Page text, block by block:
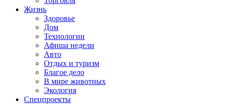
Жизнь
Здоровье
Дом
Технологии
Афиша недели
Авто
Отдых и туризм
Благое дело
В мире животных
Экология
Спецпроекты